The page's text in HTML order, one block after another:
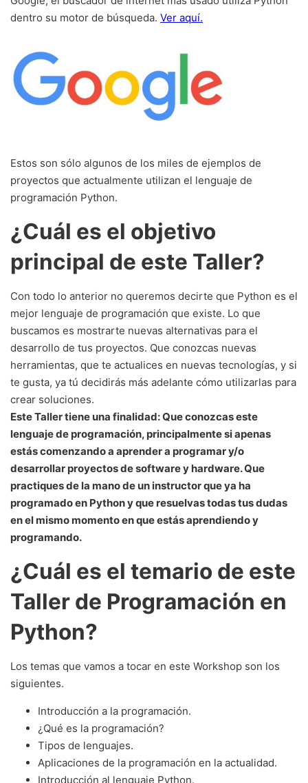
dentro su motor de búsqueda. Ver aquí.
Estos son sólo algunos de los miles de ejemplos de
proyectos que actualmente utilizan el lenguaje de
programación Python.
¿Cuál es el objetivo
principal de este Taller?
Con todo lo anterior no queremos decirte que Python es el
mejor lenguaje de programación que existe. Lo que
buscamos es mostrarte nuevas alternativas para el
desarrollo de tus proyectos. Que conozcas nuevas
herramientas, que te actualices en nuevas tecnologías, y si
te gusta, ya tú decidirás más adelante cómo utilizarlas para
crear soluciones.
Este Taller tiene una finalidad: Que conozcas este
lenguaje de programación, principalmente si apenas
estás comenzando a aprender a programar y/o
desarrollar proyectos de software y hardware. Que
practiques de la mano de un instructor que ya ha
programado en Python y que resuelvas todas tus dudas
en el mismo momento en que estás aprendiendo y
programando.
¿Cuál es el temario de este
Taller de Programación en
Python?
Los temas que vamos a tocar en este Workshop son los
siguientes.
Introducción a la programación.
¿Qué es la programación?
Tipos de lenguajes.
Aplicaciones de la programación en la actualidad.
Introducción al lenguaje Python.